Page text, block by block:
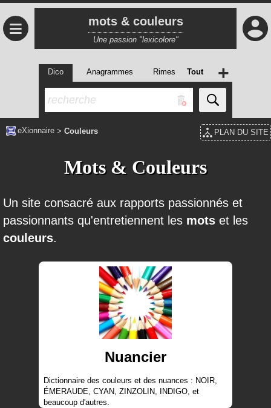
≡ mots & couleurs
Une passion "lexicolore"
Dico Anagrammes Rimes Tout +
eXionnaire > Couleurs PLAN DU SITE
Mots & Couleurs
Un site consacré aux rapports passionnés et
passionnants qu'entretiennent les mots et les
couleurs.
Nuancier
Dictionnaire des couleurs et des nuances : NOIR,
ÉMERAUDE, CYAN, ZINZOLIN, INDIGO, et
beaucoup d'autres.